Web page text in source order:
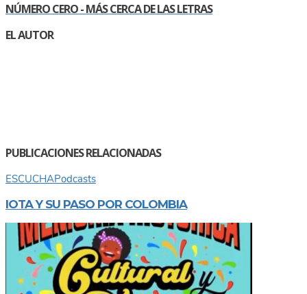
NÚMERO CERO - MÁS CERCA DE LAS LETRAS
EL AUTOR
PUBLICACIONES RELACIONADAS
ESCUCHAPodcasts
IOTA Y SU PASO POR COLOMBIA